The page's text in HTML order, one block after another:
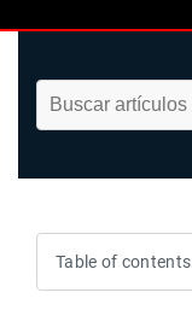
Table of contents